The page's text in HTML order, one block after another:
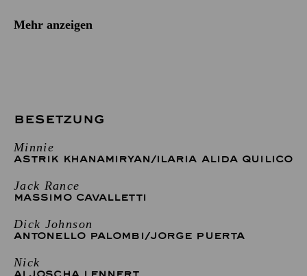
Mehr anzeigen
BESETZUNG
Minnie
ASTRIK KHANAMIRYAN/ILARIA ALIDA QUILICO
Jack Rance
MASSIMO CAVALLETTI
Dick Johnson
ANTONELLO PALOMBI/JORGE PUERTA
Nick